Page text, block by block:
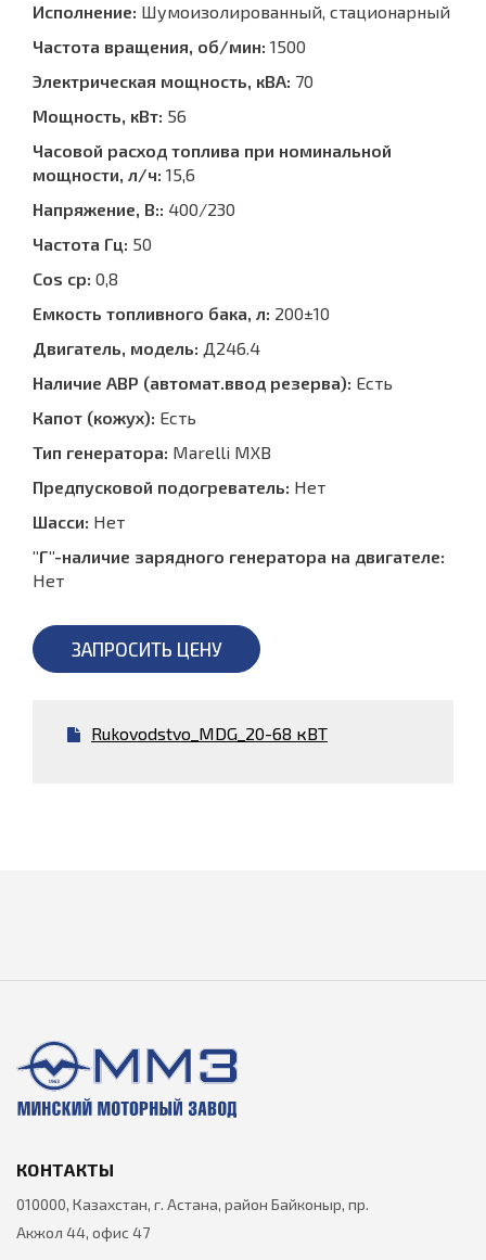
Исполнение: Шумоизолированный, стационарный
Частота вращения, об/мин: 1500
Электрическая мощность, кВА: 70
Мощность, кВт: 56
Часовой расход топлива при номинальной
мощности, л/ч: 15,6
Напряжение, В:: 400/230
Частота Гц: 50
Cos ср: 0,8
Емкость топливного бака, л: 200±10
Двигатель, модель: Д246.4
Наличие АВР (автомат.ввод резерва): Есть
Капот (кожух): Есть
Тип генератора: Marelli MXB
Предпусковой подогреватель: Нет
Шасси: Нет
"Г"-наличие зарядного генератора на двигателе:
Нет
ЗАПРОСИТЬ ЦЕНУ
Rukovodstvo_MDG_20-68 кВТ
КОНТАКТЫ
010000, Казахстан, г. Астана, район Байконыр, пр.
Акжол 44, офис 47